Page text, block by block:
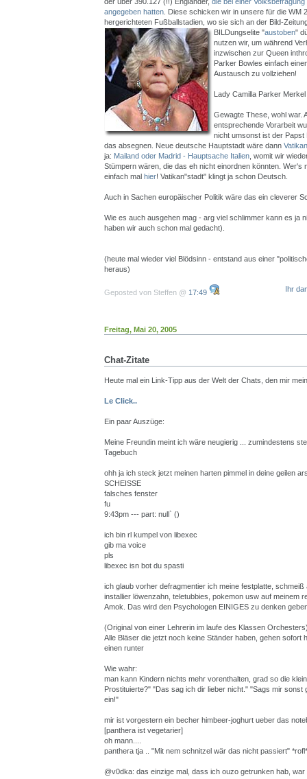
angegeben hatten . Diese schicken wir in unsere für die WM
hergerichteten Fußballstadien, wo sie sich an der Bild-
BILDungselite "austoben"
nutzen wir, um während
inzwischen zur Queen
Parker Bowles einfach
Austausch zu vollziehen!
Lady Camilla Parker
Gewagte These, wohl war.
entsprechende Vorarbeit
nicht umsonst ist der Papst
das absegnen. Neue deutsche Hauptstadt wäre dann
ja: Mailand oder Madrid - Hauptsache Italien , womit wir
Stümpern wären, die das eh nicht einordnen könnten. Wer's
einfach mal hier! Vatikan"stadt" klingt ja schon Deutsch.
Auch in Sachen europäischer Politik wäre das ein cleverer
Wie es auch ausgehen mag - arg viel schlimmer kann es ja
haben wir auch schon mal gedacht).
(heute mal wieder viel Blödsinn - entstand aus einer
heraus)
Geposted von Steffen @ 17:49 Ihr
Freitag, Mai 20, 2005
Chat-Zitate
Heute mal ein Link-Tipp aus der Welt der Chats, den mir
Le Click..
Ein paar Auszüge:
Meine Freundin meint ich wäre neugierig ... zumindestens
Tagebuch
ohh ja ich steck jetzt meinen harten pimmel in deine geilen
SCHEISSE
falsches fenster
fu
9:43pm --- part: null` ()
ich bin rl kumpel von libexec
gib ma voice
pls
libexec isn bot du spasti
ich glaub vorher defragmentier ich meine festplatte, schmeiß
installier löwenzahn, teletubbies, pokemon usw auf meinem
Amok. Das wird den Psychologen EINIGES zu denken
(Original von einer Lehrerin im laufe des Klassen
Alle Bläser die jetzt noch keine Ständer haben, gehen sofort
einen runter
Wie wahr:
man kann Kindern nichts mehr vorenthalten, grad so die
Prostituierte?" "Das sag ich dir lieber nicht." "Sags mir sonst
ein!"
mir ist vorgestern ein becher himbeer-joghurt ueber das
[panthera ist vegetarier]
oh mann....
panthera tja .. "Mit nem schnitzel wär das nicht passiert" *rofl*
@v0dka: das einzige mal, dass ich ouzo getrunken hab, war